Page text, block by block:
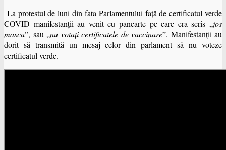
La protestul de luni din fata Parlamentului faţă de certificatul verde
COVID manifestanţii au venit cu pancarte pe care era scris „jos
masca”, sau „nu votaţi certificatele de vaccinare”. Manifestanții au
dorit să transmită un mesaj celor din parlament să nu voteze
certificatul verde.